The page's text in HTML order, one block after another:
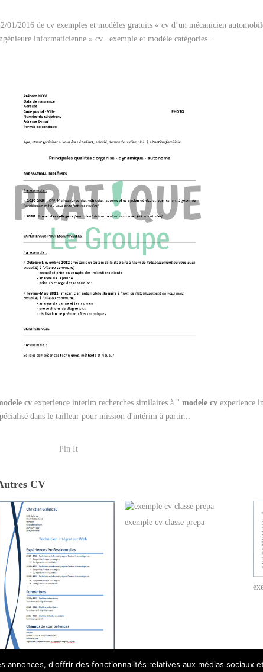
01/2016 de cv exemples et modèles gratuits « cv d’un mécanicien
informaticienne » cv...exemple et modèle catégories...
cv experience interim recherches similaires à "modele cv experience
dans le tailleur pour mission d'intérim à partir...
Pin It
CV
cv gratuit word telecharger
exemple cv classe prepa
d'offrir des fonctionnalités relatives aux médias sociaux